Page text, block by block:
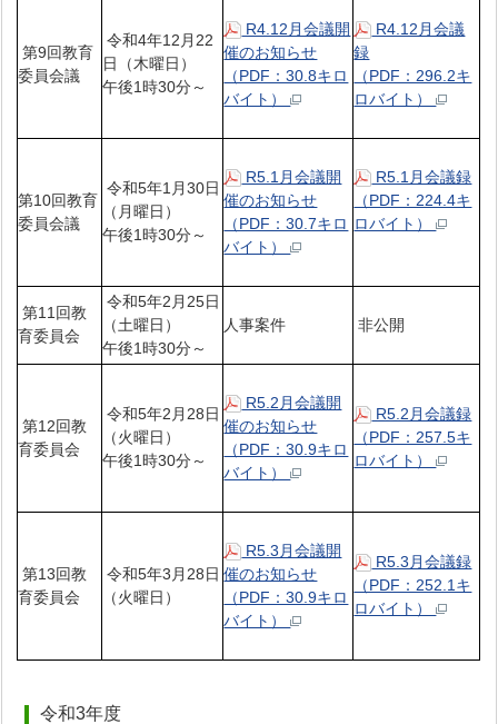
第9回教育
委員会議
令和4年12月22
日（木曜日）
午後1時30分～
R4.12月会議開
催のお知らせ
（PDF：30.8キロ
バイト）
R4.12月会議
録
（PDF：296.2キ
ロバイト）
第10回教育
委員会議
令和5年1月30日
（月曜日）
午後1時30分～
R5.1月会議開
催のお知らせ
（PDF：30.7キロ
バイト）
R5.1月会議録
（PDF：224.4キ
ロバイト）
第11回教
育委員会
令和5年2月25日
（土曜日）
午後1時30分～
人事案件 非公開
第12回教
育委員会
令和5年2月28日
（火曜日）
午後1時30分～
R5.2月会議開
催のお知らせ
（PDF：30.9キロ
バイト）
R5.2月会議録
（PDF：257.5キ
ロバイト）
第13回教
育委員会
令和5年3月28日
（火曜日）
R5.3月会議開
催のお知らせ
（PDF：30.9キロ
バイト）
R5.3月会議録
（PDF：252.1キ
ロバイト）
令和3年度